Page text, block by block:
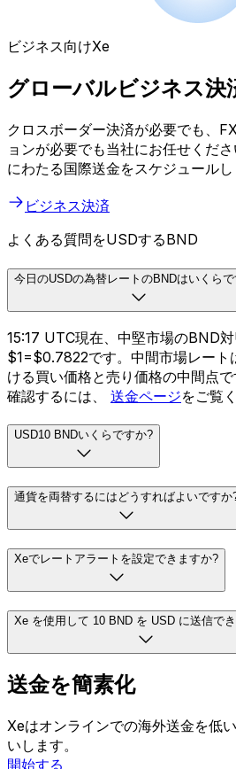
ビジネス向けXe
グローバルビジネス決
クロスボーダー決済が必要でも、
ョンが必要でも当社にお任せくだ
にわたる国際送金をスケジュールし
ビジネス決済
よくある質問をUSDするBND
今日のUSDの為替レートのBNDはいくら
15:17 UTC現在、中堅市場のBND
$1=$0.7822です。中間市場レート
ける買い価格と売り価格の中間点
確認するには、 送金ページをご覧
USD10 BNDいくらですか?
通貨を両替するにはどうすればよいですか
Xeでレートアラートを設定できますか?
Xe を使用して 10 BND を USD に送信で
送金を簡素化
Xeはオンラインでの海外送金を低
いします。
開始する